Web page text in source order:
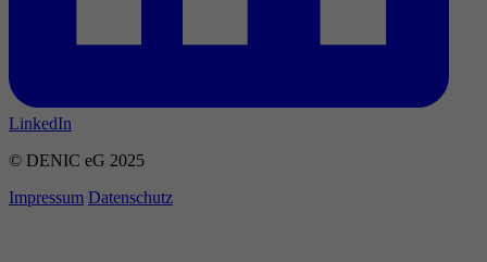
LinkedIn
© DENIC eG 2025
Impressum Datenschutz